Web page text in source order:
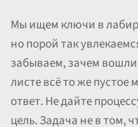
Мы ищем ключи в
но порой так
забываем, зачем
листе всё то же пустое
ответ. Не дайте
цель. Задача не в том,